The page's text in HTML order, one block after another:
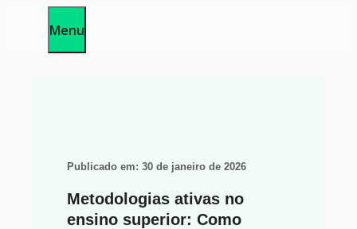
Menu
Publicado em: 30 de janeiro de 2026
Metodologias ativas no
ensino superior: Como